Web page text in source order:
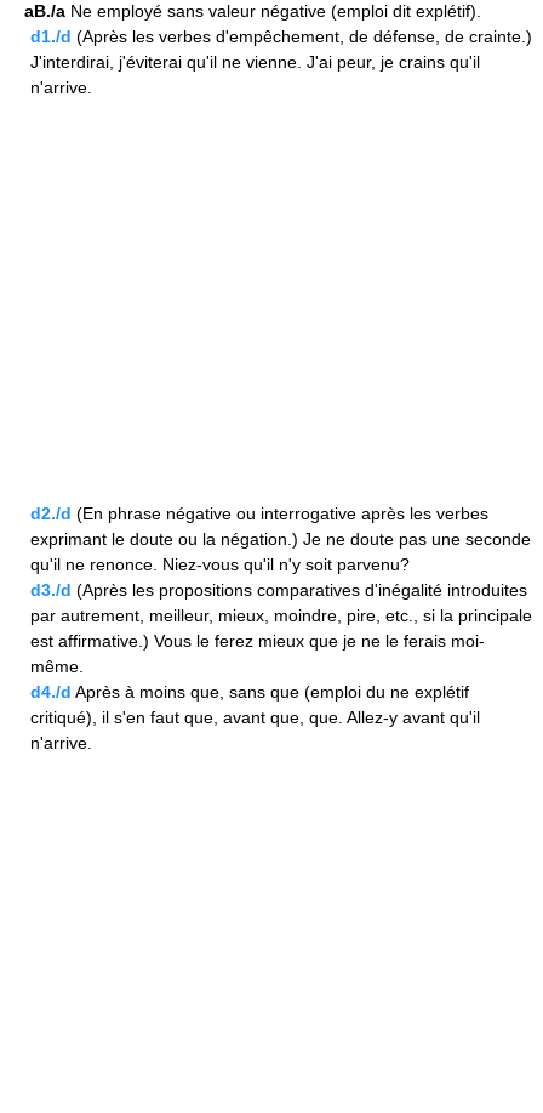
aB./a Ne employé sans valeur négative (emploi dit explétif).
d1./d (Après les verbes d'empêchement, de défense, de crainte.)
J'interdirai, j'éviterai qu'il ne vienne. J'ai peur, je crains qu'il
n'arrive.
d2./d (En phrase négative ou interrogative après les verbes
exprimant le doute ou la négation.) Je ne doute pas une seconde
qu'il ne renonce. Niez-vous qu'il n'y soit parvenu?
d3./d (Après les propositions comparatives d'inégalité introduites
par autrement, meilleur, mieux, moindre, pire, etc., si la principale
est affirmative.) Vous le ferez mieux que je ne le ferais moi-
même.
d4./d Après à moins que, sans que (emploi du ne explétif
critiqué), il s'en faut que, avant que, que. Allez-y avant qu'il
n'arrive.